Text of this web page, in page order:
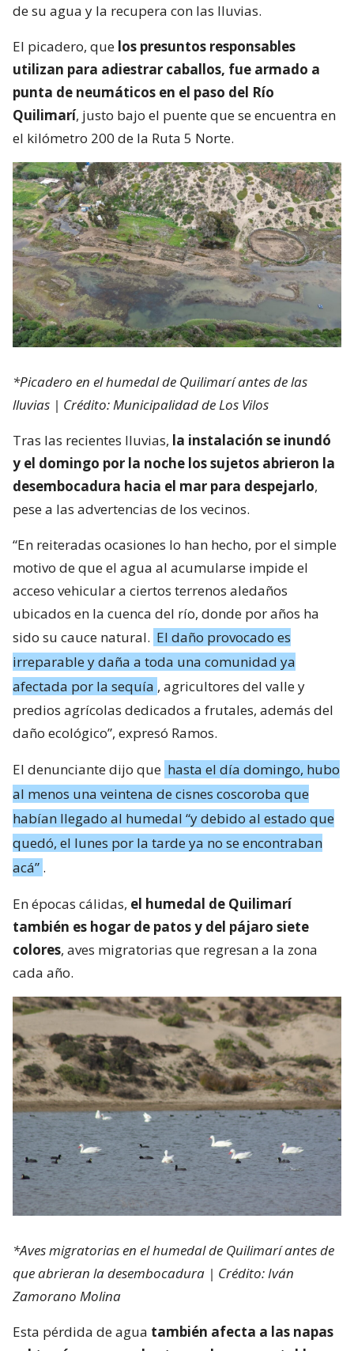
de su agua y la recupera con las lluvias.
El picadero, que los presuntos responsables
utilizan para adiestrar caballos, fue armado a
punta de neumáticos en el paso del Río
Quilimarí, justo bajo el puente que se encuentra en
el kilómetro 200 de la Ruta 5 Norte.
*Picadero en el humedal de Quilimarí antes de las
lluvias | Crédito: Municipalidad de Los Vilos
Tras las recientes lluvias, la instalación se inundó
y el domingo por la noche los sujetos abrieron la
desembocadura hacia el mar para despejarlo,
pese a las advertencias de los vecinos.
“En reiteradas ocasiones lo han hecho, por el simple
motivo de que el agua al acumularse impide el
acceso vehicular a ciertos terrenos aledaños
ubicados en la cuenca del río, donde por años ha
sido su cauce natural. El daño provocado es
irreparable y daña a toda una comunidad ya
afectada por la sequía , agricultores del valle y
predios agrícolas dedicados a frutales, además del
daño ecológico”, expresó Ramos.
El denunciante dijo que hasta el día domingo, hubo
al menos una veintena de cisnes coscoroba que
habían llegado al humedal “y debido al estado que
quedó, el lunes por la tarde ya no se encontraban
acá” .
En épocas cálidas, el humedal de Quilimarí
también es hogar de patos y del pájaro siete
colores, aves migratorias que regresan a la zona
cada año.
*Aves migratorias en el humedal de Quilimarí antes de
que abrieran la desembocadura | Crédito: Iván
Zamorano Molina
Esta pérdida de agua también afecta a las napas